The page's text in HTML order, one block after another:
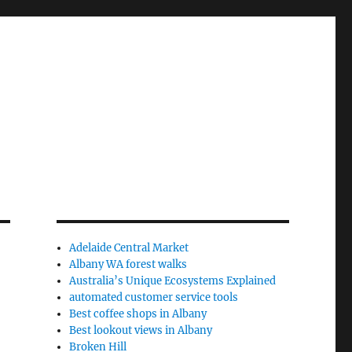
Adelaide Central Market
Albany WA forest walks
Australia’s Unique Ecosystems Explained
automated customer service tools
Best coffee shops in Albany
Best lookout views in Albany
Broken Hill